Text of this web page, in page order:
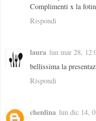
Complimenti x la
Rispondi
laura lun mar 28,
bellissima la
Rispondi
chenlina lun dic 14,